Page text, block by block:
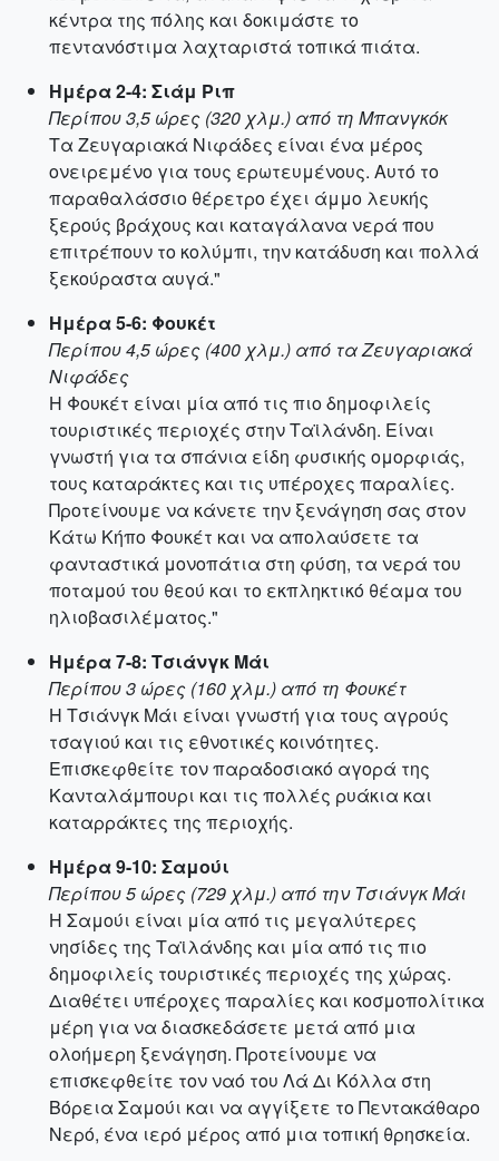
κέντρα της πόλης και δοκιμάστε το
πεντανόστιμα λαχταριστά τοπικά πιάτα.
Ημέρα 2-4: Σιάμ Ριπ
Περίπου 3,5 ώρες (320 χλμ.) από τη Μπανγκόκ
Τα Ζευγαριακά Νιφάδες είναι ένα μέρος
ονειρεμένο για τους ερωτευμένους. Αυτό το
παραθαλάσσιο θέρετρο έχει άμμο λευκής
ξερούς βράχους και καταγάλανα νερά που
επιτρέπουν το κολύμπι, την κατάδυση και πολλά
ξεκούραστα αυγά."
Ημέρα 5-6: Φουκέτ
Περίπου 4,5 ώρες (400 χλμ.) από τα Ζευγαριακά
Νιφάδες
Η Φουκέτ είναι μία από τις πιο δημοφιλείς
τουριστικές περιοχές στην Ταϊλάνδη. Είναι
γνωστή για τα σπάνια είδη φυσικής ομορφιάς,
τους καταράκτες και τις υπέροχες παραλίες.
Προτείνουμε να κάνετε την ξενάγηση σας στον
Κάτω Κήπο Φουκέτ και να απολαύσετε τα
φανταστικά μονοπάτια στη φύση, τα νερά του
ποταμού του θεού και το εκπληκτικό θέαμα του
ηλιοβασιλέματος."
Ημέρα 7-8: Τσιάνγκ Μάι
Περίπου 3 ώρες (160 χλμ.) από τη Φουκέτ
Η Τσιάνγκ Μάι είναι γνωστή για τους αγρούς
τσαγιού και τις εθνοτικές κοινότητες.
Επισκεφθείτε τον παραδοσιακό αγορά της
Κανταλάμπουρι και τις πολλές ρυάκια και
καταρράκτες της περιοχής.
Ημέρα 9-10: Σαμούι
Περίπου 5 ώρες (729 χλμ.) από την Τσιάνγκ Μάι
Η Σαμούι είναι μία από τις μεγαλύτερες
νησίδες της Ταϊλάνδης και μία από τις πιο
δημοφιλείς τουριστικές περιοχές της χώρας.
Διαθέτει υπέροχες παραλίες και κοσμοπολίτικα
μέρη για να διασκεδάσετε μετά από μια
ολοήμερη ξενάγηση. Προτείνουμε να
επισκεφθείτε τον ναό του Λά Δι Κόλλα στη
Βόρεια Σαμούι και να αγγίξετε το Πεντακάθαρο
Νερό, ένα ιερό μέρος από μια τοπική θρησκεία.